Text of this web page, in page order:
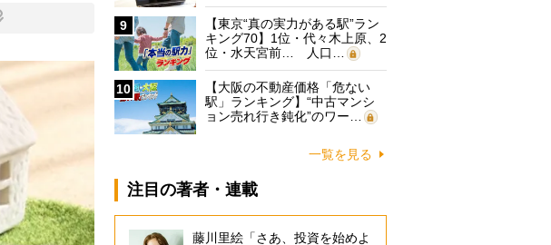
9
【東京“真の実力がある駅”ラン
キング70】1位・代々木上原、2
位・水天宮前… 人口…
10
【大阪の不動産価格「危ない
駅」ランキング】“中古マンシ
ョン売れ行き鈍化”のワー…
一覧を見る
注目の著者・連載
藤川里絵「さあ、投資を始めよ